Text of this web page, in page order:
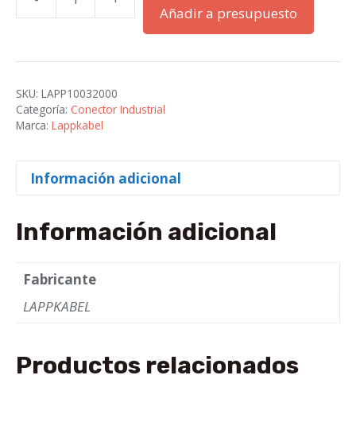
H-
10
cantidad
Añadir a presupuesto
SKU: LAPP10032000
Categoría: Conector Industrial
Marca: Lappkabel
Información adicional
Información adicional
Fabricante
LAPPKABEL
Productos relacionados